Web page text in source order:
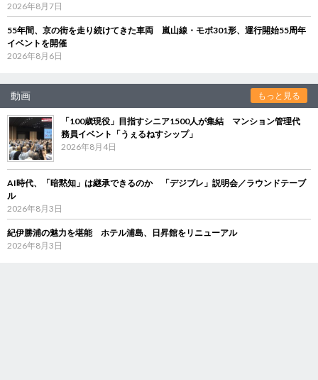
2026年8月7日
55年間、京の街を走り続けてきた車両 嵐山線・モボ301形、運行開始55周年
イベントを開催
2026年8月6日
動画 もっと見る
「100歳現役」目指すシニア1500人が集結 マンション管理代
務員イベント「うぇるねすシップ」
2026年8月4日
AI時代、「暗黙知」は継承できるのか 「デジブレ」説明会／ラウンドテーブ
ル
2026年8月3日
紀伊勝浦の魅力を堪能 ホテル浦島、日昇館をリニューアル
2026年8月3日